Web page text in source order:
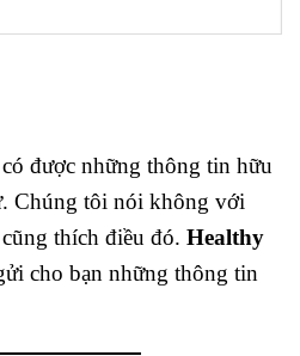
được những thông tin hữu
Chúng tôi nói không với
thích điều đó. Healthy
cho bạn những thông tin